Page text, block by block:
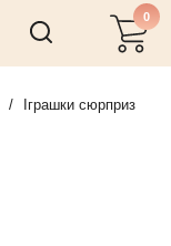
0
/ Іграшки сюрприз